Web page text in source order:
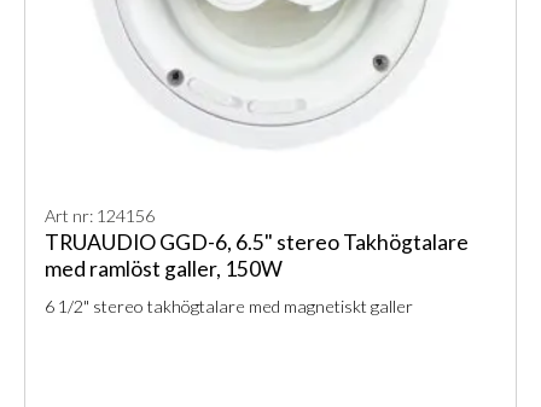
Art nr: 124156
TRUAUDIO GGD-6, 6.5" stereo Takhögtalare
med ramlöst galler, 150W
6 1/2" stereo takhögtalare med magnetiskt galler